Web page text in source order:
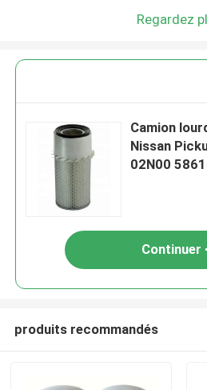
Regardez
Camion
Nissan
02N00
Continuer
produits recommandés